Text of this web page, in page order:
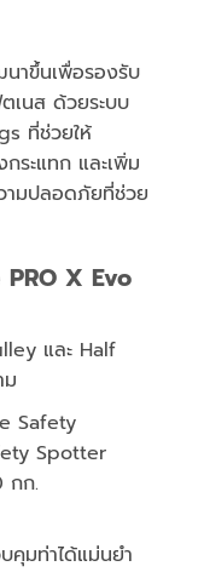
าขึ้นเพื่อรองรับ
เนส ด้วยระบบ
ที่ช่วยให้
ระแทก และเพิ่ม
ามปลอดภัยที่ช่วย
X Evo
และ Half
Safety
Spotter
กก.
คุมท่าได้แม่นยำ